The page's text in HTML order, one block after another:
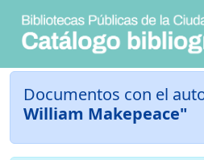
Documentos con el
William Makepeace"